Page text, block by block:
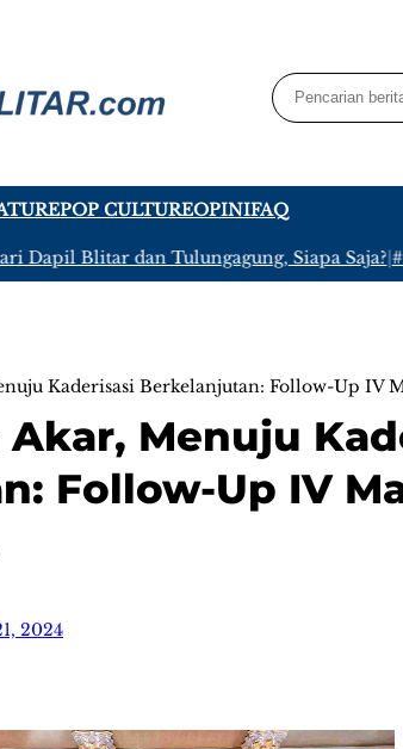
POP CULTUREOPINIFAQ
Blitar dan Tulungagung, Siapa Saja? |#2 -
Kaderisasi Berkelanjutan: Follow-Up IV
Menuju
Follow-Up IV
2024